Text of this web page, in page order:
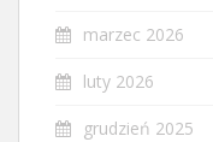
marzec 2026
luty 2026
grudzień 2025